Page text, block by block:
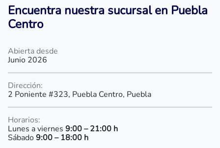
Encuentra nuestra sucursal en Puebla
Centro
Abierta desde
Junio 2026
Dirección:
2 Poniente #323, Puebla Centro, Puebla
Horarios:
Lunes a viernes 9:00 – 21:00 h
Sábado9:00 – 18:00 h